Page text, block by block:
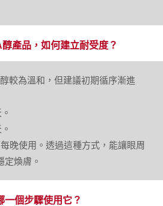
產品，如何建立耐受度？
較為溫和，但建議初期循序漸進
晚使用。透過這種方式，能讓眼周
定煥膚。
一個步驟使用它？